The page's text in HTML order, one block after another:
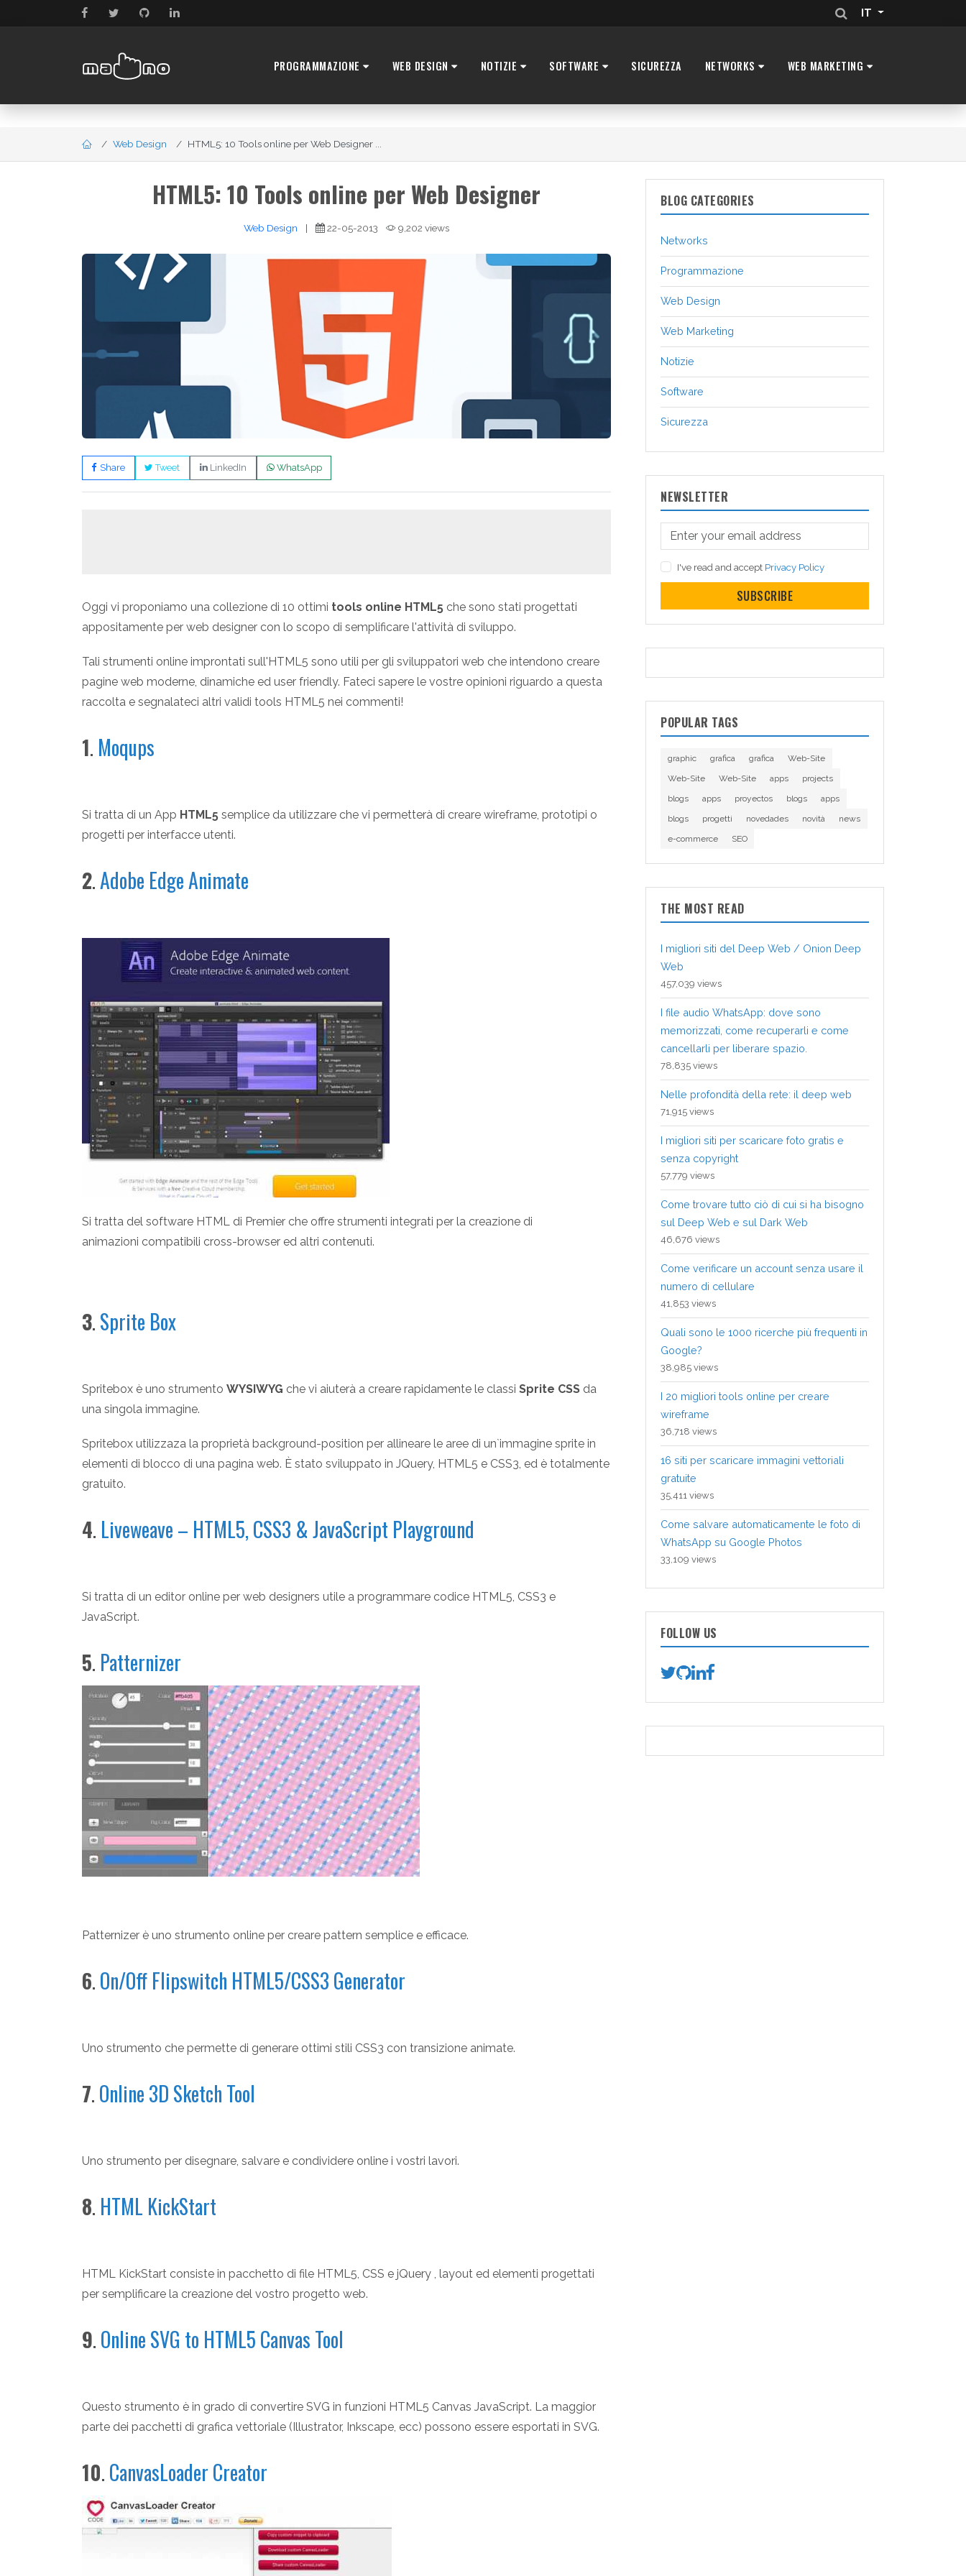
IT
PROGRAMMAZIONE WEB DESIGN NOTIZIE SOFTWARE SICUREZZA NETWORKS WEB MARKETING
Web Design HTML5: 10 Tools online per Web Designer ...
HTML5: 10 Tools online per Web Designer
Web Design | 22-05-2013 9,202 views
Share Tweet LinkedIn WhatsApp
Oggi vi proponiamo una collezione di 10 ottimi tools online HTML5 che sono stati progettati
appositamente per web designer con lo scopo di semplificare l'attività di sviluppo.
Tali strumenti online improntati sull'HTML5 sono utili per gli sviluppatori web che intendono creare
pagine web moderne, dinamiche ed user friendly. Fateci sapere le vostre opinioni riguardo a questa
raccolta e segnalateci altri validi tools HTML5 nei commenti!
1. Moqups
Si tratta di un App HTML5 semplice da utilizzare che vi permetterà di creare wireframe, prototipi o
progetti per interfacce utenti.
2.Adobe Edge Animate
Si tratta del software HTML di Premier che offre strumenti integrati per la creazione di
animazioni compatibili cross-browser ed altri contenuti.
3.Sprite Box
Spritebox è uno strumento WYSIWYG che vi aiuterà a creare rapidamente le classi Sprite CSS da
una singola immagine.
Spritebox utilizzaza la proprietà background-position per allineare le aree di un`immagine sprite in
elementi di blocco di una pagina web. È stato sviluppato in JQuery, HTML5 e CSS3, ed è totalmente
gratuito.
4. Liveweave – HTML5, CSS3 & JavaScript Playground
Si tratta di un editor online per web designers utile a programmare codice HTML5, CSS3 e
JavaScript.
5. Patternizer
Patternizer è uno strumento online per creare pattern semplice e efficace.
6.On/Off Flipswitch HTML5/CSS3 Generator
Uno strumento che permette di generare ottimi stili CSS3 con transizione animate.
7.Online 3D Sketch Tool
Uno strumento per disegnare, salvare e condividere online i vostri lavori.
8. HTML KickStart
HTML KickStart consiste in pacchetto di file HTML5, CSS e jQuery , layout ed elementi progettati
per semplificare la creazione del vostro progetto web.
9.Online SVG to HTML5 Canvas Tool
Questo strumento è in grado di convertire SVG in funzioni HTML5 Canvas JavaScript. La maggior
parte dei pacchetti di grafica vettoriale (Illustrator, Inkscape, ecc) possono essere esportati in SVG.
10.CanvasLoader Creator
BLOG CATEGORIES
Networks
Programmazione
Web Design
Web Marketing
Notizie
Software
Sicurezza
NEWSLETTER
I've read and accept Privacy Policy
SUBSCRIBE
POPULAR TAGS
graphic grafica grafica
Web-Site
Web-Site
Web-Site apps
projects
blogs
apps proyectos blogs
apps
blogs
progetti novedades novità
news
e-commerce
SEO
THE MOST READ
I migliori siti del Deep Web / Onion Deep
Web
457,039 views
I file audio WhatsApp: dove sono
memorizzati, come recuperarli e come
cancellarli per liberare spazio.
78,835 views
Nelle profondità della rete: il deep web
71,915 views
I migliori siti per scaricare foto gratis e
senza copyright
57,779 views
Come trovare tutto ciò di cui si ha bisogno
sul Deep Web e sul Dark Web
46,676 views
Come verificare un account senza usare il
numero di cellulare
41,853 views
Quali sono le 1000 ricerche più frequenti in
Google?
38,985 views
I 20 migliori tools online per creare
wireframe
36,718 views
16 siti per scaricare immagini vettoriali
gratuite
35,411 views
Come salvare automaticamente le foto di
WhatsApp su Google Photos
33,109 views
FOLLOW US